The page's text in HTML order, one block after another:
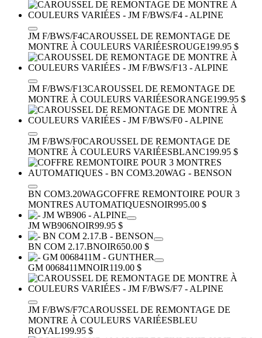
JM F/BWS/F4CAROUSSEL DE REMONTAGE DE
MONTRE À COULEURS VARIÉESROUGE199.95 $
JM F/BWS/F13CAROUSSEL DE REMONTAGE DE
MONTRE À COULEURS VARIÉESORANGE199.95 $
JM F/BWS/F0CAROUSSEL DE REMONTAGE DE
MONTRE À COULEURS VARIÉESBLANC199.95 $
BN COM3.20WAGCOFFRE REMONTOIRE POUR 3
MONTRES AUTOMATIQUESNOIR995.00 $
JM WB906NOIR99.95 $
BN COM 2.17.BNOIR650.00 $
GM 0068411MNOIR119.00 $
JM F/BWS/F7CAROUSSEL DE REMONTAGE DE
MONTRE À COULEURS VARIÉESBLEU
ROYAL199.95 $